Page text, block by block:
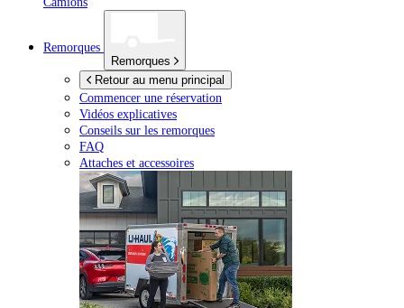
Remorques
Remorques
Retour au menu principal
Commencer une réservation
Vidéos explicatives
Conseils sur les remorques
FAQ
Attaches et accessoires